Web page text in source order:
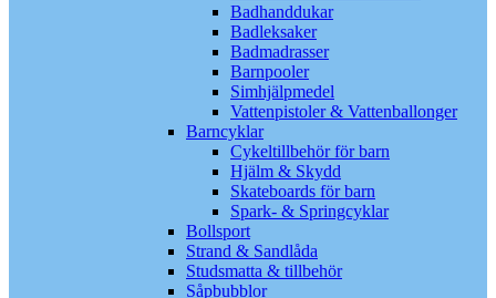
Badhanddukar
Badleksaker
Badmadrasser
Barnpooler
Simhjälpmedel
Vattenpistoler & Vattenballonger
Barncyklar
Cykeltillbehör för barn
Hjälm & Skydd
Skateboards för barn
Spark- & Springcyklar
Bollsport
Strand & Sandlåda
Studsmatta & tillbehör
Såpbubblor